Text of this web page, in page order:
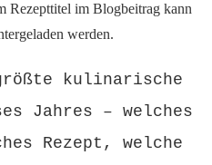
Rezepttitel im Blogbeitrag kann
werden.
kulinarische
Jahres – welches
Rezept, welche